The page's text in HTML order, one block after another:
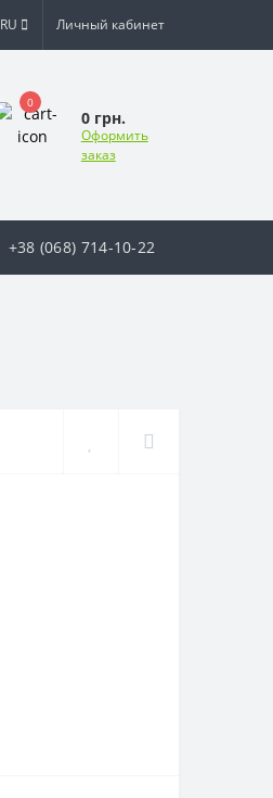
RU Личный кабинет
0
0 грн.
Оформить
заказ
+38 (068) 714-10-22